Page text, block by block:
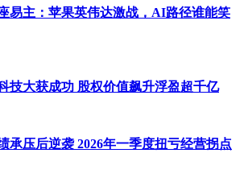
略，同时在非购物场景中触发消费冲动。
也将成为未来的趋势，企业需要努力让
告指出线上线下渠道正在重塑。线上渠道
平台在补内容、向下沉市场发力；新兴势
等则在补物流基建，加速本地化。
渠道方面，实体店正从“卖货场”变为“体
IP主题店通过沉浸式空间驱动高客单价
易主：苹果英伟达激战，AI路径谁能笑
技大获成功 股权价值飙升浮盈超千亿
承压后逆袭 2026年一季度扭亏经营拐点